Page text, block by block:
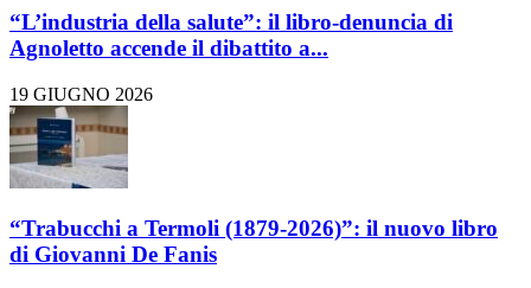
“L’industria della salute”: il libro-denuncia di
Agnoletto accende il dibattito a...
19 GIUGNO 2026
“Trabucchi a Termoli (1879-2026)”: il nuovo libro
di Giovanni De Fanis